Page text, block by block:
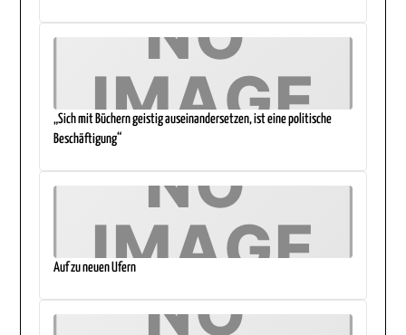
„Sich mit Büchern geistig auseinandersetzen, ist eine politische
Beschäftigung“
Auf zu neuen Ufern